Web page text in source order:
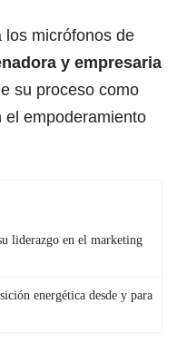
los micrófonos de
y empresaria
su proceso como
el empoderamiento
liderazgo en el marketing
energética desde y para